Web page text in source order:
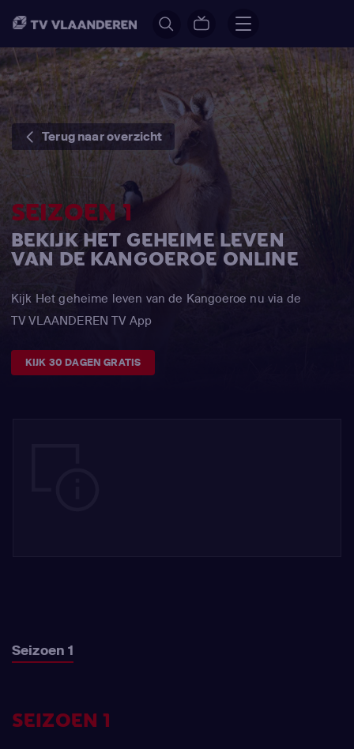
Terug naar overzicht
SEIZOEN 1
BEKIJK HET GEHEIME LEVEN
VAN DE KANGOEROE ONLINE
Kijk Het geheime leven van de Kangoeroe nu via de
TV VLAANDEREN TV App
KIJK 30 DAGEN GRATIS
Seizoen 1
SEIZOEN 1